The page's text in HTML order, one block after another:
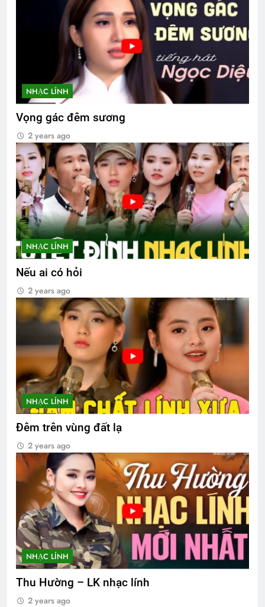
NHẠC LÍNH
Vọng gác đêm sương
2 years ago
NHẠC LÍNH
Nếu ai có hỏi
2 years ago
NHẠC LÍNH
Đêm trên vùng đất lạ
2 years ago
NHẠC LÍNH
Thu Hường – LK nhạc lính
2 years ago